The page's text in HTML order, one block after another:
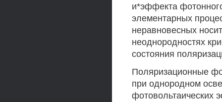
и*эффекта
элементарных
неравновесных
неоднородностях
состояния
Поляризационные
при однородном
фотовольтаических